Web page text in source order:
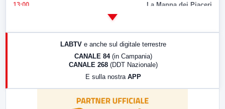
13:00 La Mappa dei Piaceri
17:00 LabNews (replica)
LABTV e anche sul digitale terrestre
CANALE 84 (in Campania)
CANALE 268 (DDT Nazionale)
E sulla nostra APP